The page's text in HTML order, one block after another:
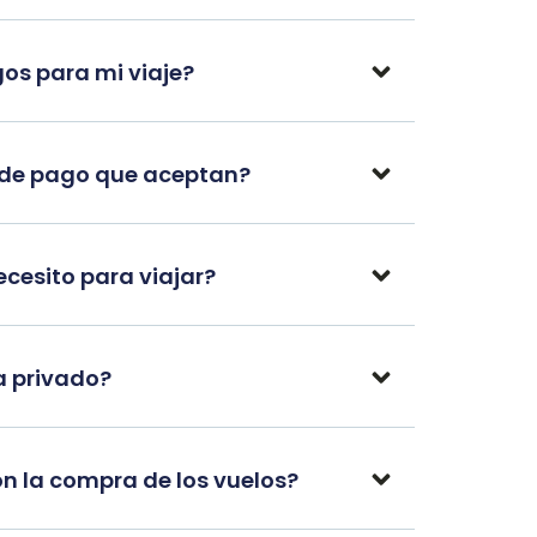
para mi viaje?
pago que aceptan?
para viajar?
privado?
la compra de los vuelos?